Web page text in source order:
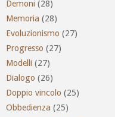
Demoni (28)
Memoria (28)
Evoluzionismo (27)
Progresso (27)
Modelli (27)
Dialogo (26)
Doppio vincolo (25)
Obbedienza (25)